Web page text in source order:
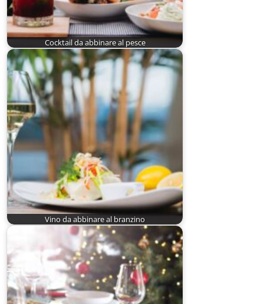
Cocktail da abbinare al pesce
Vino da abbinare al branzino